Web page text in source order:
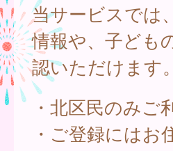
当サービスでは
情報や、子ども
認いただけます。
・北区民のみご
・ご登録にはお